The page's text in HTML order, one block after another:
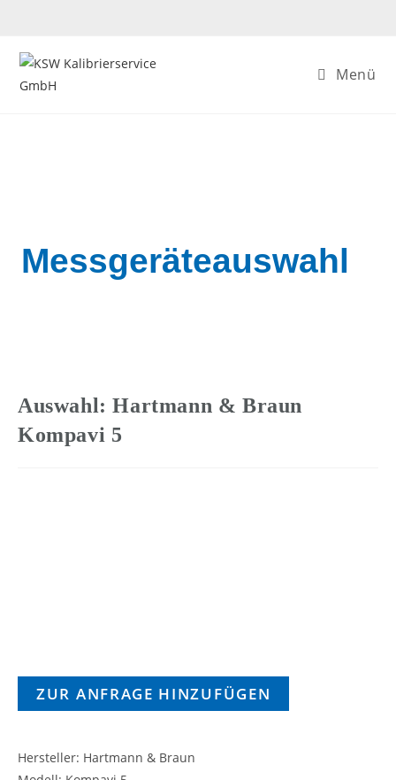
Menü
Messgeräteauswahl
Auswahl: Hartmann & Braun
Kompavi 5
ZUR ANFRAGE HINZUFÜGEN
Hersteller: Hartmann & Braun